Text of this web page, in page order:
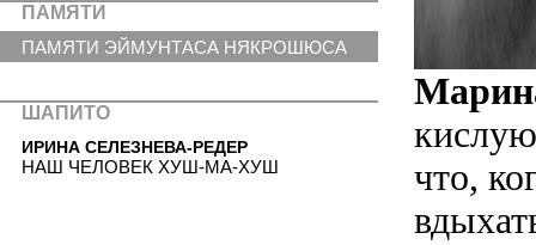
что,
ПАМЯТИ
ПАМЯТИ ЭЙМУНТАСА НЯКРОШЮСА
ШАПИТО
ИРИНА СЕЛЕЗНЕВА-РЕДЕР
НАШ ЧЕЛОВЕК ХУШ-МА-ХУШ